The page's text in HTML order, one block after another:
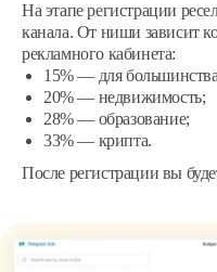
На этапе регистрации
канала. От ниши зависит
рекламного кабинета:
15% — для
20% — недвижимость;
28% — образование;
33% — крипта.
После регистрации вы